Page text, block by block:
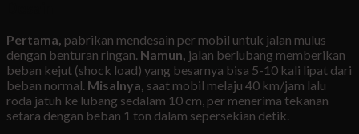
Pertama, pabrikan mendesain per mobil untuk jalan mulus
dengan benturan ringan. Namun, jalan berlubang memberikan
beban kejut (shock load) yang besarnya bisa 5-10 kali lipat dari
beban normal. Misalnya, saat mobil melaju 40 km/jam lalu
roda jatuh ke lubang sedalam 10 cm, per menerima tekanan
setara dengan beban 1 ton dalam sepersekian detik.